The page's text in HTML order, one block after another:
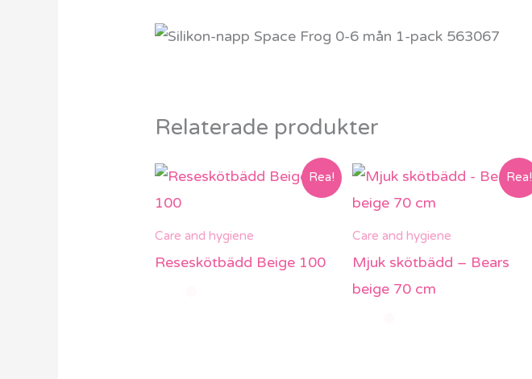
Relaterade produkter
Rea!
Care and hygiene
Reseskötbädd Beige 100
Rea!
Care and hygiene
Mjuk skötbädd – Bears
beige 70 cm